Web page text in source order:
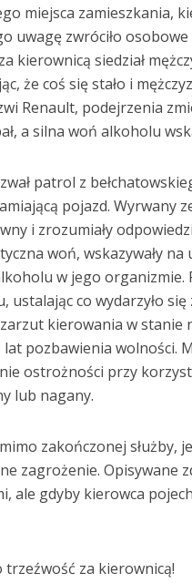
miejsca zamieszkania,
uwagę zwróciło
kierownicą siedział
że coś się stało i
Renault, podejrzenia
a silna woń alkoholu
patrol z
pojazd. Wyrwany
i zrozumiały
woń, wskazywały
w jego organizmie.
ustalając co wydarzyło
zarzut kierowania w
pozbawienia wolności.
ostrożności przy
lub nagany.
zakończonej służby,
zagrożenie. Opisywane
ale gdyby kierowca
trzeźwość za kierownicą!